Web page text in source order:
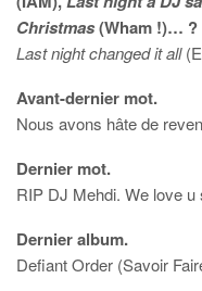
Christmas(Wham !)… ?
Last night changed it all
Avant-dernier mot.
Nous avons hâte de
Dernier mot.
RIP DJ Mehdi. We love u
Dernier album.
Defiant Order (Savoir